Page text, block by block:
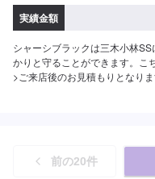
実績金額
シャーシブラックは三木小林
かりと守ることができます。こ
>ご来店後のお見積もりとなりま
前の20件